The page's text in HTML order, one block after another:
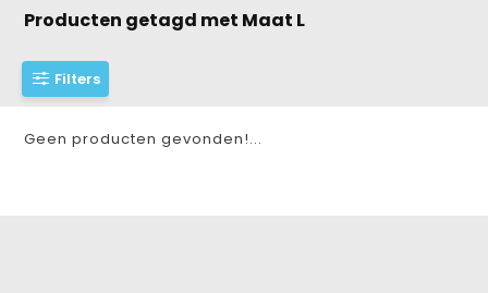
Producten getagd met Maat L
Filters
Geen producten gevonden!...